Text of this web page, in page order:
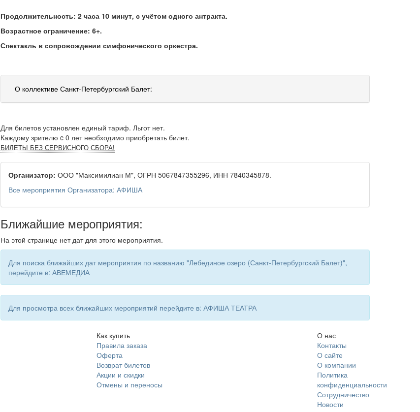
Продолжительность: 2 часа 10 минут, с учётом одного антракта.
Возрастное ограничение: 6+.
Спектакль в сопровождении симфонического оркестра.
О коллективе Санкт-Петербургский Балет:
Для билетов установлен единый тариф. Льгот нет.
Каждому зрителю c 0 лет необходимо приобретать билет.
БИЛЕТЫ БЕЗ СЕРВИСНОГО СБОРА!
Организатор: ООО "Максимилиан М", ОГРН 5067847355296, ИНН 7840345878.
Все мероприятия Организатора: АФИША
Ближайшие мероприятия:
На этой странице нет дат для этого мероприятия.
Для поиска ближайших дат мероприятия по названию "Лебединое озеро (Санкт-Петербургский Балет)",
перейдите в: АВЕМЕДИА
Для просмотра всех ближайших мероприятий перейдите в: АФИША ТЕАТРА
Как купить
Правила заказа
Оферта
Возврат билетов
Акции и скидки
Отмены и переносы
О нас
Контакты
О сайте
О компании
Политика
конфиденциальности
Сотрудничество
Новости